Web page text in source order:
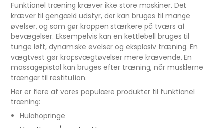
Funktionel træning kræver ikke store maskiner. Det
kræver til gengæld udstyr, der kan bruges til mange
øvelser, og som gør kroppen stærkere på tværs af
bevægelser. Eksempelvis kan en kettlebell bruges til
tunge løft, dynamiske øvelser og eksplosiv træning. En
vægtvest gør kropsvægtøvelser mere krævende. En
massagepistol kan bruges efter træning, når musklerne
trænger til restitution.
Her er flere af vores populære produkter til funktionel
træning:
Hulahopringe